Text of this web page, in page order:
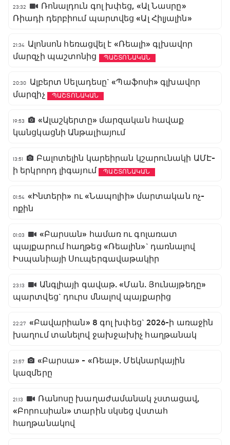
23:32
Ռոնալդուն գոլ խփեց, «Ալ Նասրը»
Ռիադի դերբիում պարտվեց «Ալ Հիլյալին»
21:34 Ալոնսոն հեռացվել է «Ռեալի» գլխավոր
մարզչի պաշտոնից
ՊԱՇՏՈՆԱԿԱՆ
20:30
Ալբերտ Սելադեսը` «Պաֆոսի» գլխավոր
մարզիչ
ՊԱՇՏՈՆԱԿԱՆ
19:53
«Ալաշկերտը» մարզական հավաք
կանցկացնի Անթալիայում
13:51
Բալոտելին կարեիրան կշարունակի ԱՄԷ-
ի երկրորդ լիգայում
ՊԱՇՏՈՆԱԿԱՆ
01:54 «Ինտերի» ու «Նապոլիի» մարտական ոչ-
ոքին
01:03
«Բարսան» համառ ու գոլառատ
պայքարում հաղթեց «Ռեալին»` դառնալով
Իսպանիայի Սուպերգավաթակիր
23:13
Անգլիայի գավաթ. «Ման. Յունայթեդը»
պարտվեց` դուրս մնալով պայքարից
22:27 «Բավարիան» 8 գոլ խփեց` 2026-ի առաջին
խաղում տանելով ջախջախիչ հաղթանակ
21:57
«Բարսա» - «Ռեալ». Մեկնարկային
կազմերը
21:13
Ռանոսը խաղաժամանակ չստացավ,
«Բորուսիան» տարին սկսեց վստահ
հաղթանակով